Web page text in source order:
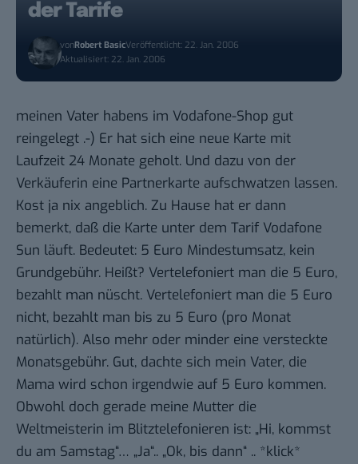
der Tarife
vonRobert BasicVeröffentlicht: 22. Jan. 2006
Aktualisiert: 22. Jan. 2006
meinen Vater habens im Vodafone-Shop gut
reingelegt .-) Er hat sich eine neue Karte mit
Laufzeit 24 Monate geholt. Und dazu von der
Verkäuferin eine Partnerkarte aufschwatzen lassen.
Kost ja nix angeblich. Zu Hause hat er dann
bemerkt, daß die Karte unter dem Tarif Vodafone
Sun läuft. Bedeutet: 5 Euro Mindestumsatz, kein
Grundgebühr. Heißt? Vertelefoniert man die 5 Euro,
bezahlt man nüscht. Vertelefoniert man die 5 Euro
nicht, bezahlt man bis zu 5 Euro (pro Monat
natürlich). Also mehr oder minder eine versteckte
Monatsgebühr. Gut, dachte sich mein Vater, die
Mama wird schon irgendwie auf 5 Euro kommen.
Obwohl doch gerade meine Mutter die
Weltmeisterin im Blitztelefonieren ist: „Hi, kommst
du am Samstag“… „Ja“.. „Ok, bis dann“ .. *klick*